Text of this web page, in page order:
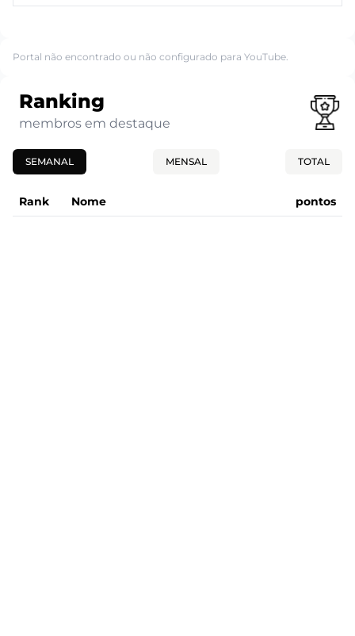
Portal não encontrado ou não configurado para YouTube.
Ranking
membros em destaque
SEMANAL MENSAL TOTAL
Rank Nome pontos